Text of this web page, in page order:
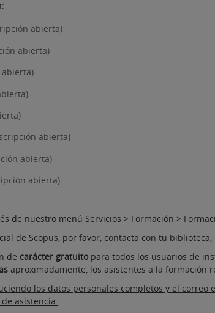
abierta)
abierta)
abierta)
abierta)
abierta)
abierta)
de nuestro menú Servicios > Formación >
de Scopus, por favor, contacta con tu
de carácter gratuito para todos los usuarios de
aproximadamente, los asistentes a la formación
los datos personales completos y el
asistencia.